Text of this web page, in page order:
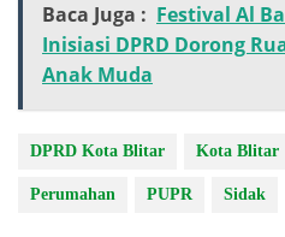
Baca Juga : Festival Al
Inisiasi DPRD Dorong
Anak Muda
DPRD Kota Blitar Kota Blitar
Perumahan PUPR Sidak